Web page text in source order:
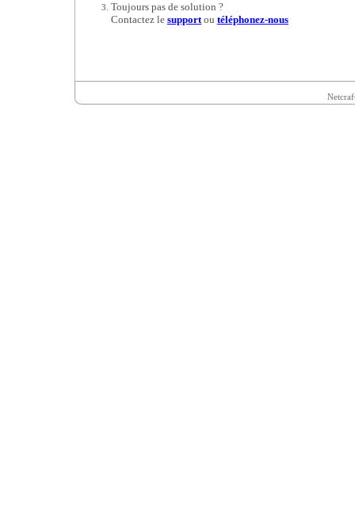
Toujours pas de solution ?
Contactez le supportou téléphonez-nous